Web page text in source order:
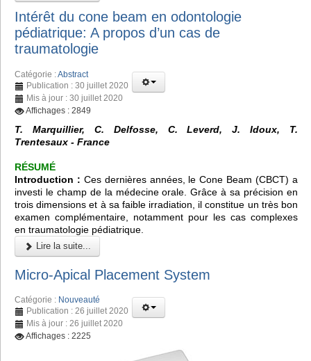
Intérêt du cone beam en odontologie
pédiatrique: A propos d’un cas de
traumatologie
Catégorie :Abstract
Publication : 30 juillet 2020
Mis à jour : 30 juillet 2020
Affichages : 2849
T. Marquillier, C. Delfosse, C. Leverd, J. Idoux, T.
Trentesaux - France
RÉSUMÉ
Introduction : Ces dernières années, leCone Beam (CBCT)a
investi le champ de la médecine orale. Grâce à sa précision en
trois dimensions et à sa faible irradiation, il constitue un très bon
examen complémentaire, notamment pour les cas complexes
en traumatologie pédiatrique.
Lire la suite...
Micro-Apical Placement System
Catégorie : Nouveauté
Publication : 26 juillet 2020
Mis à jour : 26 juillet 2020
Affichages : 2225